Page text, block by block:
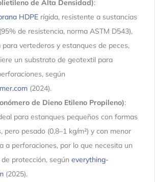
de Alta Densidad):
HDPErígida, resistente a sustancias
de resistencia, norma ASTM D543),
para vertederos y estanques de peces,
un substrato de geotextil para
según
(2024).
de Dieno Etileno Propileno):
para estanques pequeños con formas
pero pesado (0,8–1 kg/m²) y con menor
a perforaciones, por lo que necesita un
protección, según everything-
(2025).